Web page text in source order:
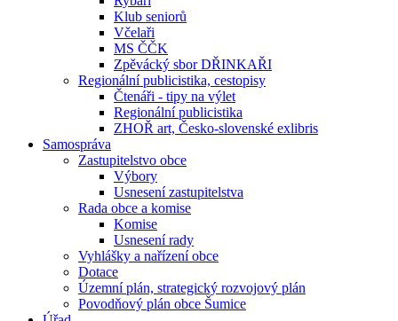
Klub seniorů
Včelaři
MS ČČK
Zpěvácký sbor DŘINKAŘI
Regionální publicistika, cestopisy
Čtenáři - tipy na výlet
Regionální publicistika
ZHOŘ art, Česko-slovenské exlibris
Samospráva
Zastupitelstvo obce
Výbory
Usnesení zastupitelstva
Rada obce a komise
Komise
Usnesení rady
Vyhlášky a nařízení obce
Dotace
Územní plán, strategický rozvojový plán
Povodňový plán obce Šumice